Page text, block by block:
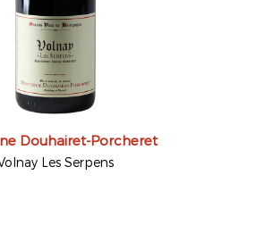
Douhairet-Porcheret
Les Serpens